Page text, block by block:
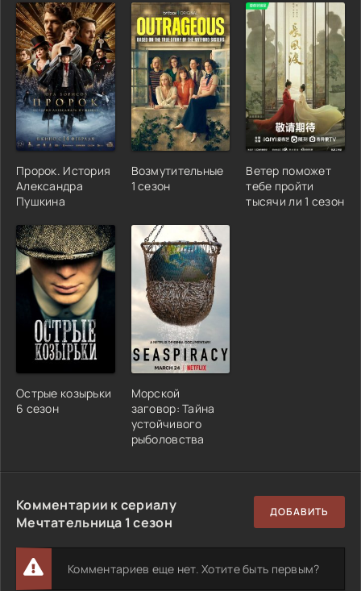
Пророк. История
Александра
Пушкина
Возмутительные
1 сезон
Ветер поможет
тебе пройти
тысячи ли 1 сезон
Острые козырьки
6 сезон
Морской
заговор: Тайна
устойчивого
рыболовства
Комментарии к сериалу
Мечтательница 1 сезон
ДОБАВИТЬ
Комментариев еще нет. Хотите быть первым?